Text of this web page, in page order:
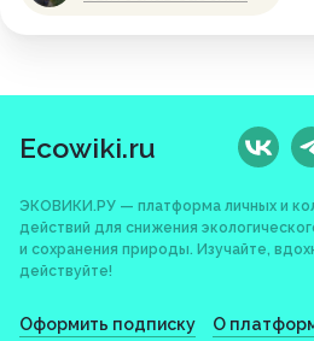
Ecowiki.ru
ЭКОВИКИ.РУ — платформа личных и
действий для снижения
и сохранения природы. Изучайте,
действуйте!
Оформить подписку
О